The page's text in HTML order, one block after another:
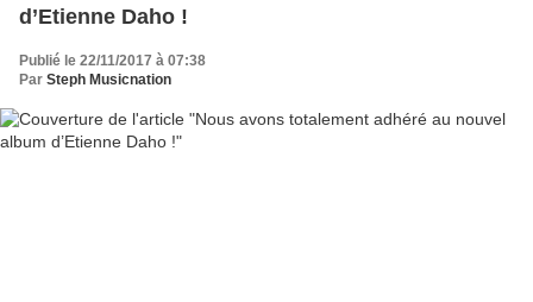
d’Etienne Daho !
Publié le 22/11/2017 à 07:38
Par Steph Musicnation